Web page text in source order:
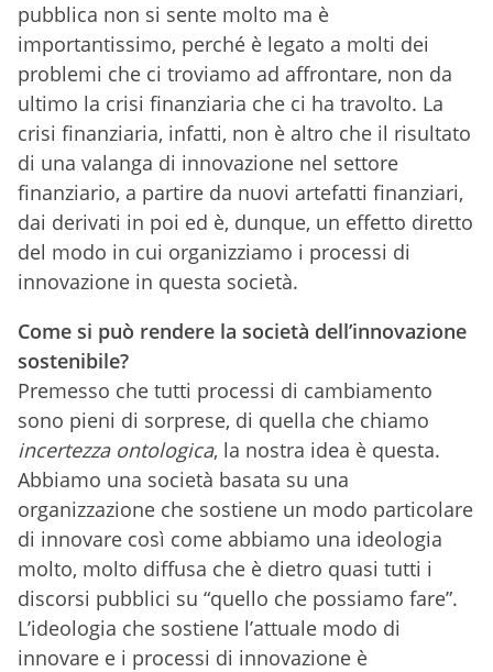
pubblica non si sente molto ma è
importantissimo, perché è legato a molti dei
problemi che ci troviamo ad affrontare, non da
ultimo la crisi finanziaria che ci ha travolto. La
crisi finanziaria, infatti, non è altro che il risultato
di una valanga di innovazione nel settore
finanziario, a partire da nuovi artefatti finanziari,
dai derivati in poi ed è, dunque, un effetto diretto
del modo in cui organizziamo i processi di
innovazione in questa società.
Come si può rendere la società dell’innovazione
sostenibile?
Premesso che tutti processi di cambiamento
sono pieni di sorprese, di quella che chiamo
incertezza ontologica, la nostra idea è questa.
Abbiamo una società basata su una
organizzazione che sostiene un modo particolare
di innovare così come abbiamo una ideologia
molto, molto diffusa che è dietro quasi tutti i
discorsi pubblici su “quello che possiamo fare”.
L’ideologia che sostiene l’attuale modo di
innovare e i processi di innovazione è